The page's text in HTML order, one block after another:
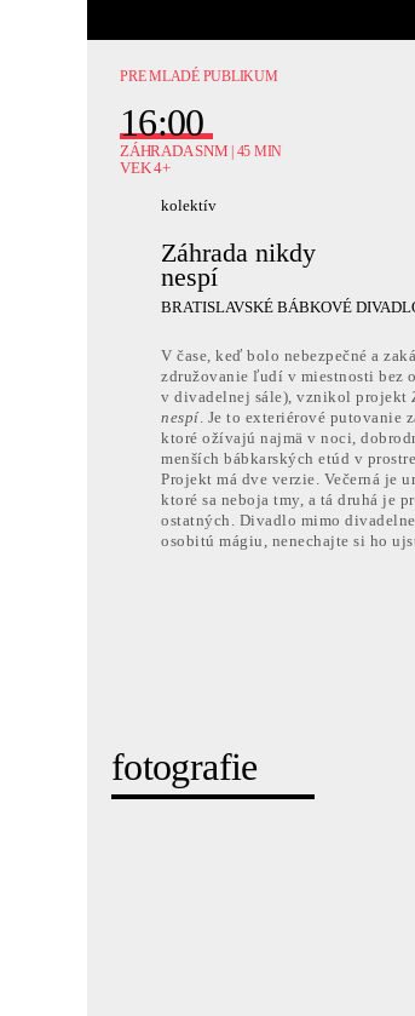
PRE MLADÉ PUBLIKUM
16:00
ZÁHRADA SNM | 45 MIN
VEK 4+
kolektív
Záhrada nikdy
nespí
BRATISLAVSKÉ BÁBKOVÉ
V čase, keď bolo nebezpečné a
združovanie ľudí v miestnosti bez
v divadelnej sále), vznikol projekt
nespí. Je to exteriérové putovanie
ktoré ožívajú najmä v noci,
menších bábkarských etúd v
Projekt má dve verzie. Večerná je
ktoré sa neboja tmy, a tá druhá je
ostatných. Divadlo mimo
osobitú mágiu, nenechajte si ho
fotografie